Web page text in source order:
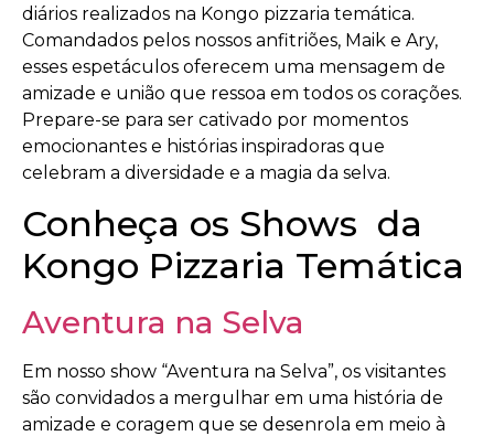
diários realizados na Kongo pizzaria temática.
Comandados pelos nossos anfitriões, Maik e Ary,
esses espetáculos oferecem uma mensagem de
amizade e união que ressoa em todos os corações.
Prepare-se para ser cativado por momentos
emocionantes e histórias inspiradoras que
celebram a diversidade e a magia da selva.
Conheça os Shows da
Kongo Pizzaria Temática
Aventura na Selva
Em nosso show “Aventura na Selva”, os visitantes
são convidados a mergulhar em uma história de
amizade e coragem que se desenrola em meio à